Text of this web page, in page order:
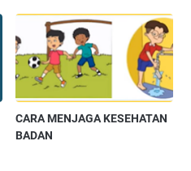
CARA MENJAGA KESEHATAN
BADAN